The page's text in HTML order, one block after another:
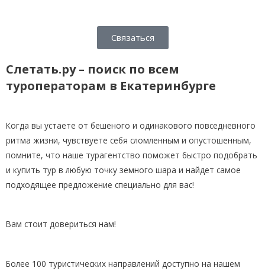
Связаться
Слетать.ру – поиск по всем
туроператорам в Екатеринбурге
Когда вы устаете от бешеного и одинакового повседневного
ритма жизни, чувствуете себя сломленным и опустошенным,
помните, что наше турагентство поможет быстро подобрать
и купить тур в любую точку земного шара и найдет самое
подходящее предложение специально для вас!
Вам стоит довериться нам!
Более 100 туристических направлений доступно на нашем